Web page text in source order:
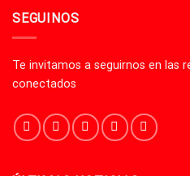
SEGUINOS
Te invitamos a seguirnos en las
conectados